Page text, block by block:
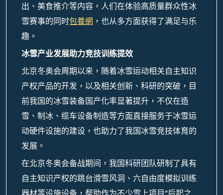
出、美食推介等内容，人们在体验高质量群众性冰
雪赛事的同时包養網 ，也从多方面获得了满足与乐
趣。
冰雪产业发展助力竞技训练提效
北京冬奥会周期以来，随着冰雪运动相关自主知识
产权产品的开发，以及相关创新、科研的突破，目
前我国的冰雪装备国产化率显著提升，不仅在造
雪、制冰、缆车设备制造等方面直接服务于冰雪运
动硬件设施的建设，也助力了我国冰雪竞技体育的
发展。
在北京冬奥会备战期间，我国科研团队研制了具有
自主知识产权的跳台滑雪风洞、六自由度模拟训练